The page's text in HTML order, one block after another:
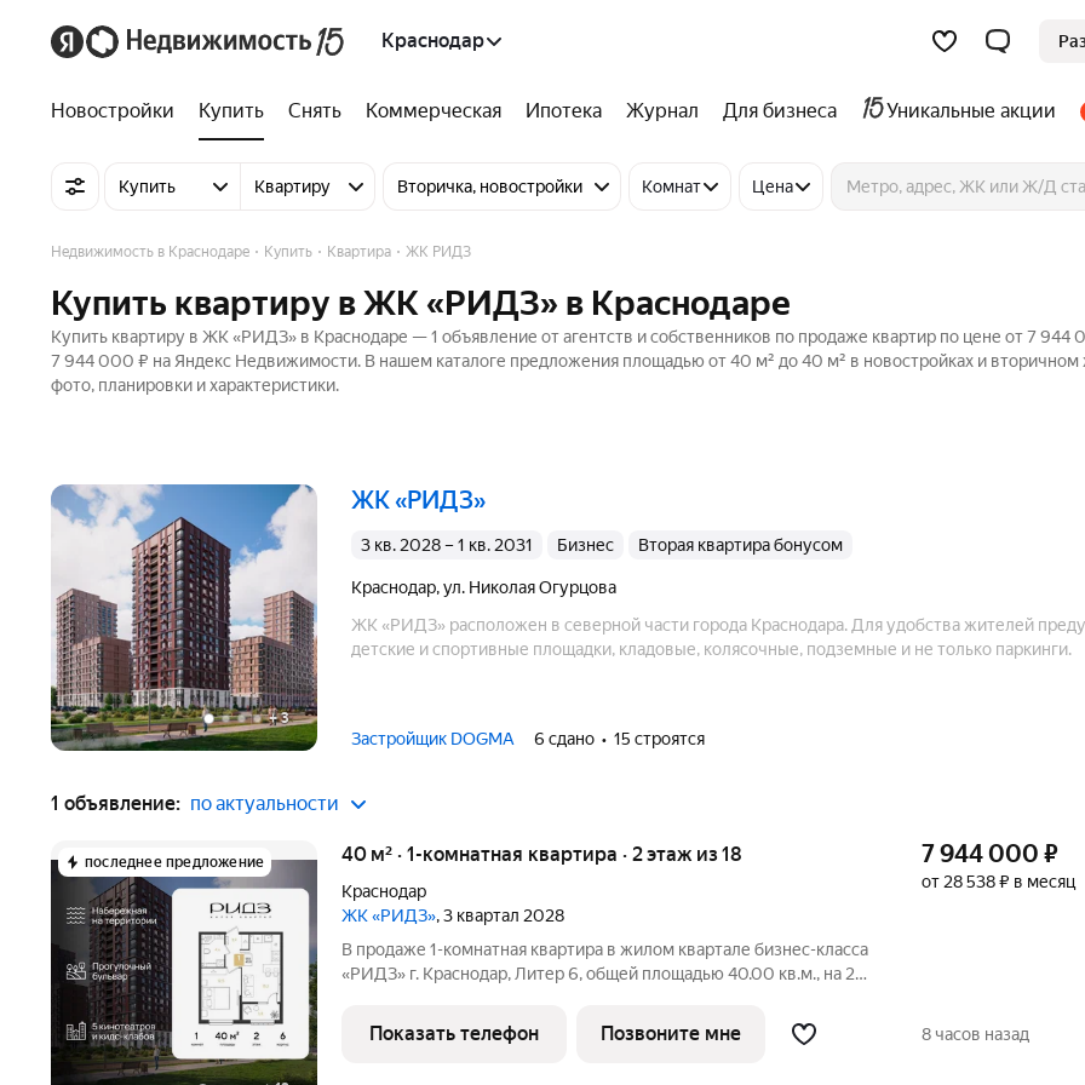
Краснодар
Новостройки Купить Снять Коммерческая Ипотека Журнал Для бизнеса Уникальные акции
Купить Квартиру Вторичка, новостройки Комнат Цена
Недвижимость в Краснодаре Купить Квартира ЖК РИДЗ
Купить квартиру в ЖК «РИДЗ» в Краснодаре
Купить квартиру в ЖК «РИДЗ» в Краснодаре — 1 объявление от агентств и собственников по продаже квартир по цене от 7 944
7 944 000 ₽ на Яндекс Недвижимости. В нашем каталоге предложения площадью от 40 м² до 40 м² в новостройках и
фото, планировки и характеристики.
ЖК «РИДЗ»
3 кв. 2028 – 1 кв. 2031 бизнес Вторая квартира бонусом
Краснодар,ул. Николая Огурцова
ЖК «РИДЗ» расположен в северной части города Краснодара. Для удобства жителей
детские и спортивные площадки, кладовые, колясочные, подземные и не только паркинги.
Застройщик DOGMA 6 сдано 15 строятся
+3
1 объявление: по актуальности
последнее предложение 40 м² · 1-комнатная квартира · 2 этаж из 18
Краснодар
ЖК «РИДЗ», 3 квартал 2028
В продаже 1-комнатная квартира в жилом квартале бизнес-класса
«РИДЗ» г. Краснодар, Литер 6, общей площадью 40.00 кв.м., на 2
пример отделки от застройщика. Приобретается отдельно и не
входит в
7 944 000 ₽
от 28 538 ₽ в месяц
Показать телефон Позвоните мне 8 часов назад